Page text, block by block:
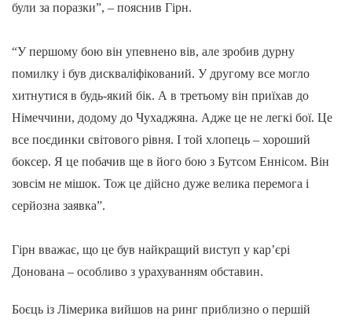
були за поразки”, – пояснив Гірн.
“У першому бою він упевнено вів, але зробив дурну
помилку і був дискваліфікований. У другому все могло
хитнутися в будь-який бік. А в третьому він приїхав до
Німеччини, додому до Чухаджяна. Адже це не легкі бої. Це
все поєдинки світового рівня. І той хлопець – хороший
боксер. Я це побачив ще в його бою з Бутсом Еннісом. Він
зовсім не мішок. Тож це дійсно дуже велика перемога і
серйозна заявка”.
Гірн вважає, що це був найкращий виступ у кар’єрі
Донована – особливо з урахуванням обставин.
Боєць із Лімерика вийшов на ринг приблизно о першій